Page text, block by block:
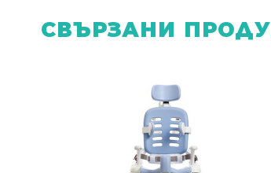
СВЪРЗАНИ